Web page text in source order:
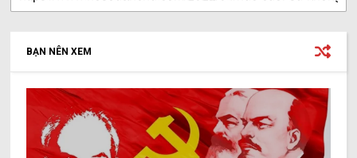
BẠN NÊN XEM